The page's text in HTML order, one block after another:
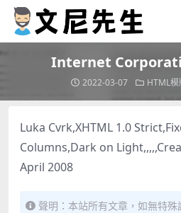
Internet
2022-03-07 HTML模
Luka Cvrk,XHTML 1.0
Columns,Dark on
April 2008
聲明：本站所有文章，如無特